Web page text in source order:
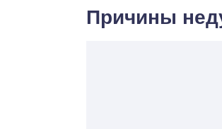
Причины